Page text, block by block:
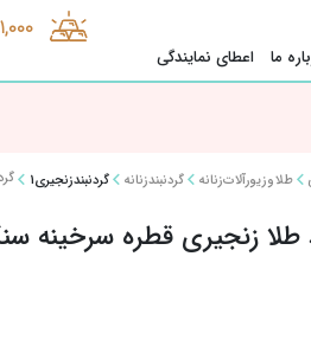
ما اعطای نمایندگی
طلا و زیورآلات زنانه گردنبند زنانه گردنبند زنجیری1
طلا زنجیری قطره سرخینه